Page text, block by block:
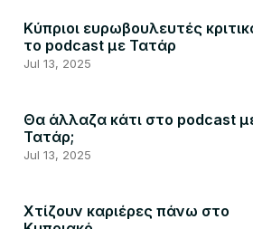
Κύπριοι ευρωβουλευτές
το podcast με Τατάρ
Jul 13, 2025
Θα άλλαζα κάτι στο podcast
Τατάρ;
Jul 13, 2025
Χτίζουν καριέρες πάνω στο